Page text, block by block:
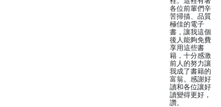
各位前輩們辛
苦掃描、品質
極佳的電子
書，讓我這個
後人能夠免費
享用這些書
籍，十分感激
前人的努力讓
我成了書籍的
富翁。感謝好
讀和各位讓好
讀變得更好，
讚。